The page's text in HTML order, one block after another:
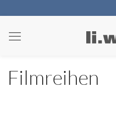
Filmreihen